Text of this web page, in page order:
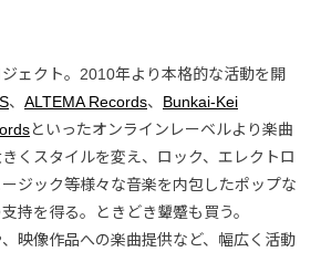
ェクト。2010年より本格的な活動を開
、 ALTEMA Records、 Bunkai-Kei
といったオンラインレーベルより楽曲
くスタイルを変え、ロック、エレクトロ
ジック等様々な音楽を内包したポップな
持を得る。ときどき顰蹙も買う。
映像作品への楽曲提供など、幅広く活動